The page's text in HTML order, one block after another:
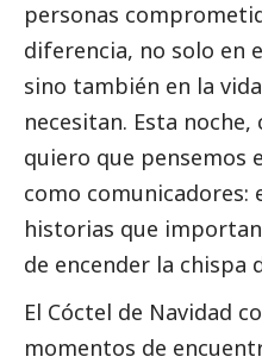
personas
diferencia, no solo en
sino también en la
necesitan. Esta
quiero que pensemos
como comunicadores:
historias que
de encender la chispa
El Cóctel de Navidad
momentos de